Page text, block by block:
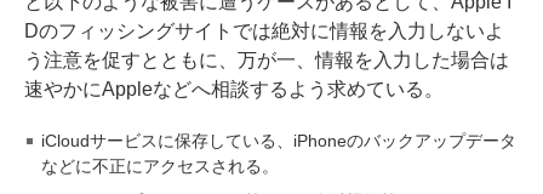
Dのフィッシングサイトでは絶対に情報を入力しないよ
う注意を促すとともに、万が一、情報を入力した場合は
速やかにAppleなどへ相談するよう求めている。
iCloudサービスに保存している、iPhoneのバックアップデータ
などに不正にアクセスされる。